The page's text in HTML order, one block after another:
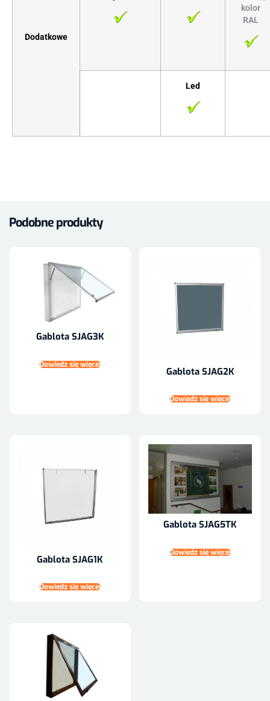
Dodatkowe
kolor
RAL
Led
Podobne produkty
Gablota SJAG3K
Dowiedz się więcej
Gablota SJAG2K
Dowiedz się więcej
Gablota SJAG1K
Dowiedz się więcej
Gablota SJAG5TK
Dowiedz się więcej